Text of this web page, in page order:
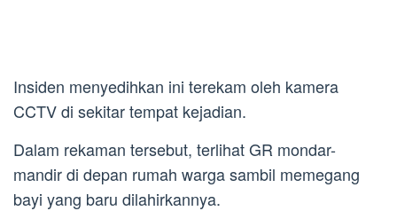
Insiden menyedihkan ini terekam oleh kamera
CCTV di sekitar tempat kejadian.
Dalam rekaman tersebut, terlihat GR mondar-
mandir di depan rumah warga sambil memegang
bayi yang baru dilahirkannya.